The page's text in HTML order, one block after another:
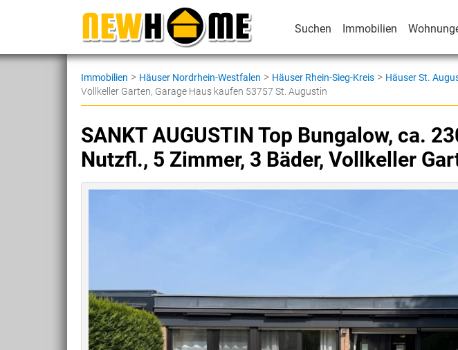
Suchen Immobilien
Immobilien > Häuser Nordrhein-Westfalen > Häuser Rhein-Sieg-Kreis > Häuser St.
Vollkeller Garten, Garage Haus kaufen 53757 St. Augustin
SANKT AUGUSTIN Top Bungalow, ca.
Nutzfl., 5 Zimmer, 3 Bäder, Vollkeller